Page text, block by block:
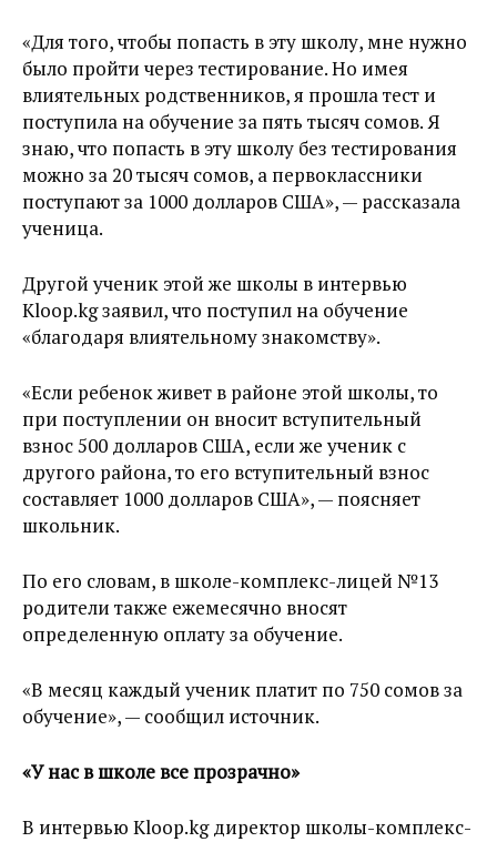
«Для того, чтобы попасть в эту школу, мне нужно
было пройти через тестирование. Но имея
влиятельных родственников, я прошла тест и
поступила на обучение за пять тысяч сомов. Я
знаю, что попасть в эту школу без тестирования
можно за 20 тысяч сомов, а первоклассники
поступают за 1000 долларов США», — рассказала
ученица.
Другой ученик этой же школы в интервью
Kloop.kg заявил, что поступил на обучение
«благодаря влиятельному знакомству».
«Если ребенок живет в районе этой школы, то
при поступлении он вносит вступительный
взнос 500 долларов США, если же ученик с
другого района, то его вступительный взнос
составляет 1000 долларов США», — поясняет
школьник.
По его словам, в школе-комплекс-лицей №13
родители также ежемесячно вносят
определенную оплату за обучение.
«В месяц каждый ученик платит по 750 сомов за
обучение», — сообщил источник.
«У нас в школе все прозрачно»
В интервью Kloop.kg директор школы-комплекс-